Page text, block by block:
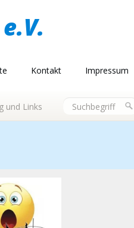
Kontakt Impressum
und Links